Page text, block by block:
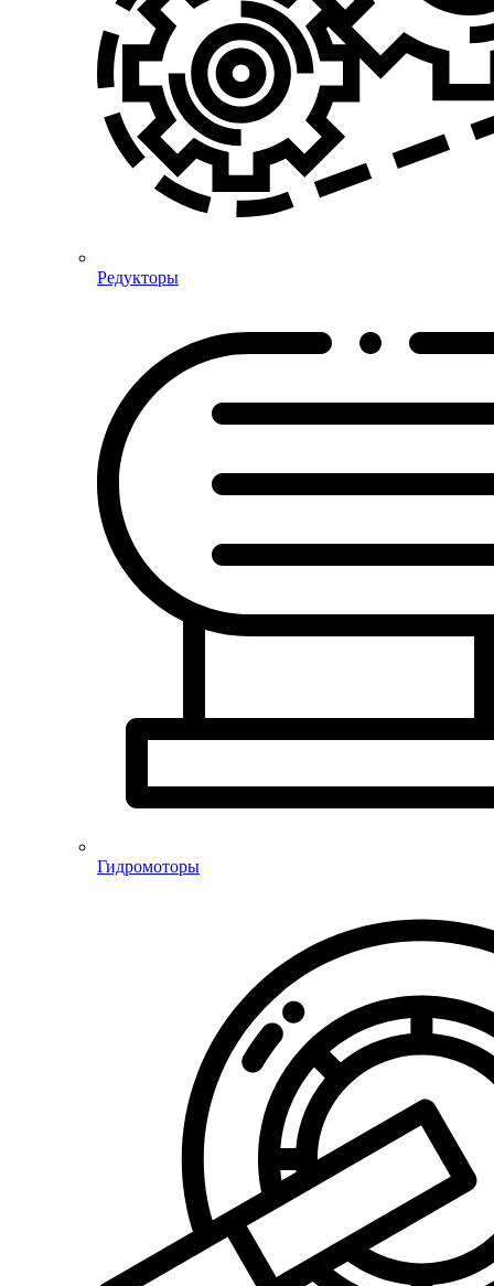
Редукторы
Гидромоторы